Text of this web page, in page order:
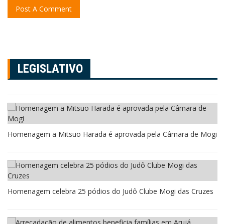
LEGISLATIVO
Homenagem a Mitsuo Harada é aprovada pela Câmara de Mogi
Homenagem celebra 25 pódios do Judô Clube Mogi das Cruzes